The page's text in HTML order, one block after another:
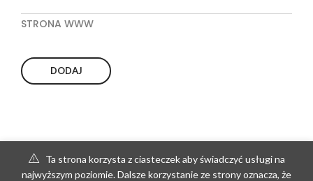
STRONA WWW
Ta strona korzysta z ciasteczek aby świadczyć usługi na
najwyższym poziomie. Dalsze korzystanie ze strony oznacza, że